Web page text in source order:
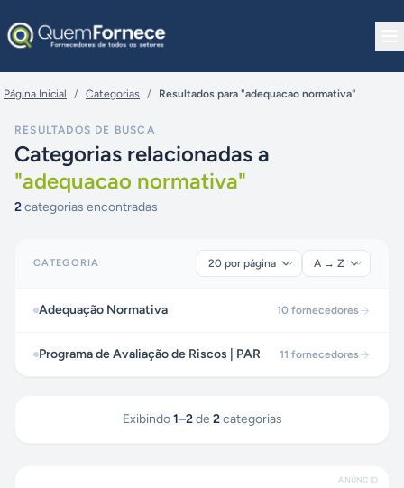
Página Inicial / Categorias / Resultados para "adequacao normativa"
RESULTADOS DE BUSCA
Categorias relacionadas a
"adequacao normativa"
2categorias encontradas
CATEGORIA
Adequação Normativa 10 fornecedores
Programa de Avaliação de Riscos | PAR 11 fornecedores
Exibindo 1–2 de 2 categorias
ANÚNCIO